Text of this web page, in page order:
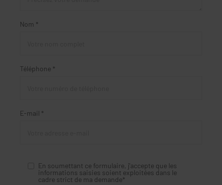
Nom *
Téléphone *
E-mail *
En soumettant ce formulaire, j'accepte que les
informations saisies soient exploitées dans le
cadre strict de ma demande*